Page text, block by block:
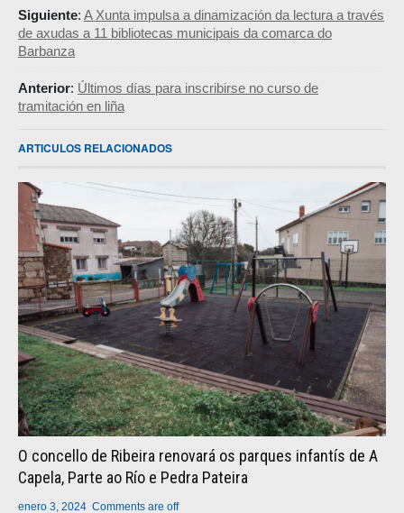
Siguiente: A Xunta impulsa a dinamización da lectura a través
de axudas a 11 bibliotecas municipais da comarca do
Barbanza
Anterior: Últimos días para inscribirse no curso de
tramitación en liña
ARTICULOS RELACIONADOS
O concello de Ribeira renovará os parques infantís de A
Capela, Parte ao Río e Pedra Pateira
enero 3, 2024 Comments are off